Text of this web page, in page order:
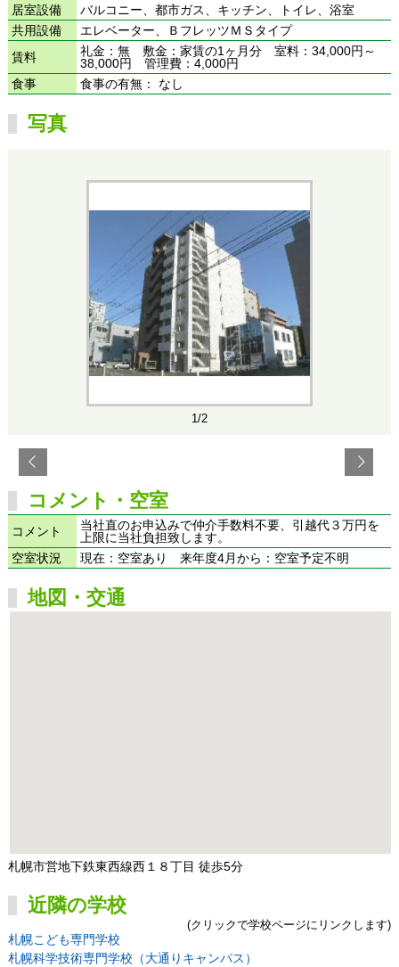
居室設備
バルコニー、都市ガス、キッチン、トイレ、浴室
共用設備
エレベーター、ＢフレッツＭＳタイプ
賃料
礼金：無 敷金：家賃の1ヶ月分 室料：34,000円～
38,000円 管理費：4,000円
食事
食事の有無： なし
写真
1/2
コメント・空室
コメント
当社直のお申込みで仲介手数料不要、引越代３万円を
上限に当社負担致します。
空室状況
現在：空室あり 来年度4月から：空室予定不明
地図・交通
札幌市営地下鉄東西線西１８丁目 徒歩5分
近隣の学校
(クリックで学校ページにリンクします)
札幌こども専門学校
札幌科学技術専門学校（大通りキャンパス）